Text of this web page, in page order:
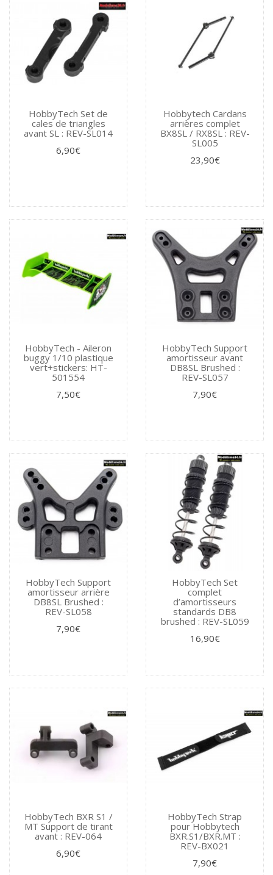
HobbyTech Set de
cales de triangles
avant SL : REV-SL014
6,90€
Hobbytech Cardans
arrières complet
BX8SL / RX8SL : REV-
SL005
23,90€
HobbyTech - Aileron
buggy 1/10 plastique
vert+stickers: HT-
501554
7,50€
HobbyTech Support
amortisseur avant
DB8SL Brushed :
REV-SL057
7,90€
HobbyTech Support
amortisseur arrière
DB8SL Brushed :
REV-SL058
7,90€
HobbyTech Set
complet
d’amortisseurs
standards DB8
brushed : REV-SL059
16,90€
HobbyTech BXR S1 /
MT Support de tirant
avant : REV-064
6,90€
HobbyTech Strap
pour Hobbytech
BXR.S1/BXR.MT :
REV-BX021
7,90€